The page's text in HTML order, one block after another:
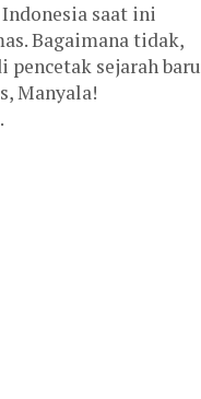
saat ini
Bagaimana tidak,
pencetak sejarah baru
Manyala!